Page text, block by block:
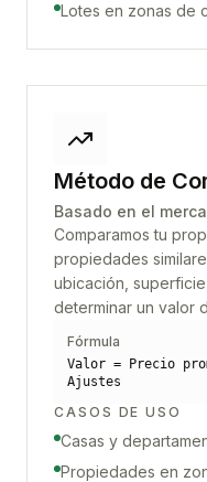
Lotes en zonas de
Método de
Basado en el
Comparamos tu
propiedades
ubicación,
determinar un valor
Fórmula
Valor = Precio
Ajustes
CASOS DE USO
Casas y
Propiedades en